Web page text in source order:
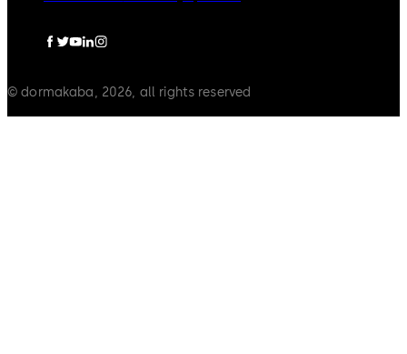
© dormakaba, 2026, all rights reserved